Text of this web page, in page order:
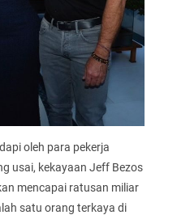
oleh para pekerja
usai, kekayaan Jeff Bezos
mencapai ratusan miliar
satu orang terkaya di